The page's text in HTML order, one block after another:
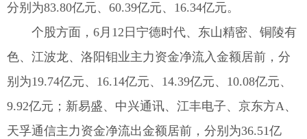
分别为83.80亿元、60.39亿元、16.34亿元。
个股方面，6月12日宁德时代、东山精密、铜陵有
色、江波龙、洛阳钼业主力资金净流入金额居前，分
别为19.74亿元、16.14亿元、14.39亿元、10.08亿元、
9.92亿元；新易盛、中兴通讯、江丰电子、京东方A、
天孚通信主力资金净流出金额居前，分别为36.51亿